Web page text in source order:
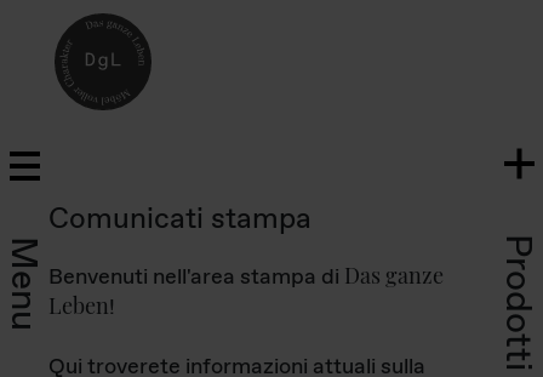
Menu Prodotti
Comunicati stampa
Benvenuti nell'area stampa di Das ganze
Leben!
Qui troverete informazioni attuali sulla